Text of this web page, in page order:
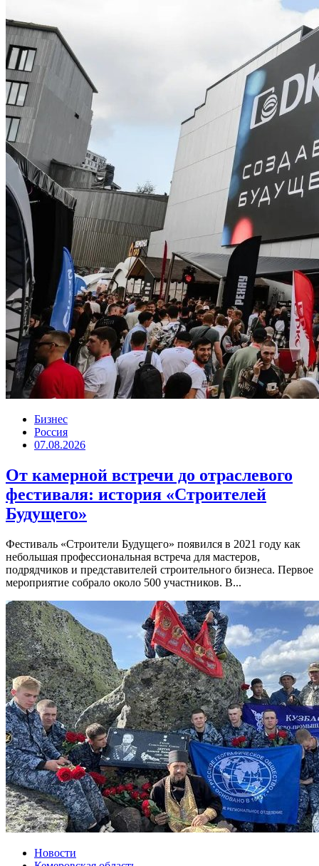
Бизнес
Россия
07.08.2026
От камерной встречи до отраслевого
фестиваля: история «Строителей
Будущего»
Фестиваль «Строители Будущего» появился в 2021 году как
небольшая профессиональная встреча для мастеров,
подрядчиков и представителей строительного бизнеса. Первое
мероприятие собрало около 500 участников. В...
Новости